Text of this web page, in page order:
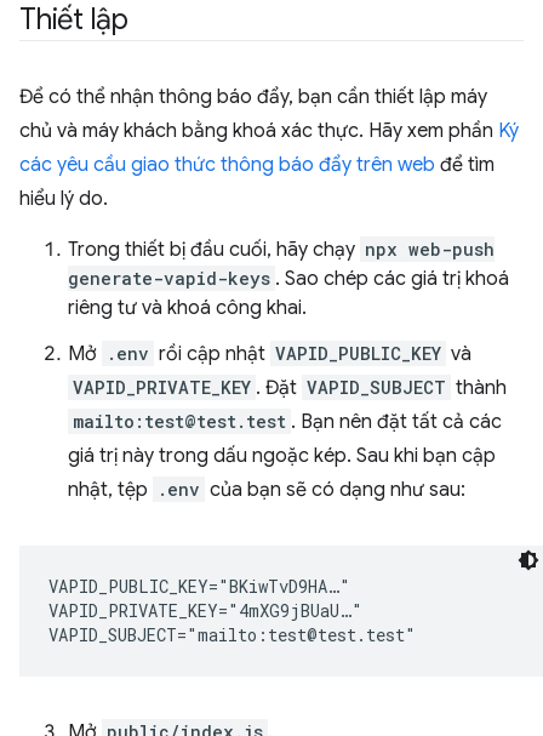
Thiết lập
Để có thể nhận thông báo đẩy, bạn cần thiết lập máy
chủ và máy khách bằng khoá xác thực. Hãy xem phần Ký
các yêu cầu giao thức thông báo đẩy trên web để tìm
hiểu lý do.
Trong thiết bị đầu cuối, hãy chạy npx web-push
generate-vapid-keys . Sao chép các giá trị khoá
riêng tư và khoá công khai.
Mở .env rồi cập nhật VAPID_PUBLIC_KEY và
VAPID_PRIVATE_KEY . Đặt VAPID_SUBJECT thành
mailto:test@test.test . Bạn nên đặt tất cả các
giá trị này trong dấu ngoặc kép. Sau khi bạn cập
nhật, tệp
.env của bạn sẽ có dạng như sau:
VAPID_PUBLIC_KEY="BKiwTvD9HA…"
VAPID_PRIVATE_KEY="4mXG9jBUaU…"